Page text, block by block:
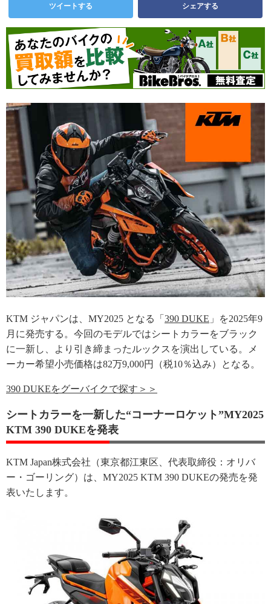
ツイートする シェアする
KTM ジャパンは、MY2025 となる「 390 DUKE 」を2025年9
月に発売する。今回のモデルではシートカラーをブラック
に一新し、より引き締まったルックスを演出している。メ
ーカー希望小売価格は82万9,000円（税10％込み）となる。
390 DUKEをグーバイクで探す＞＞
シートカラーを一新した“コーナーロケット”MY2025
KTM 390 DUKEを発表
KTM Japan株式会社（東京都江東区、代表取締役：オリバ
ー・ゴーリング）は、MY2025 KTM 390 DUKEの発売を発
表いたします。